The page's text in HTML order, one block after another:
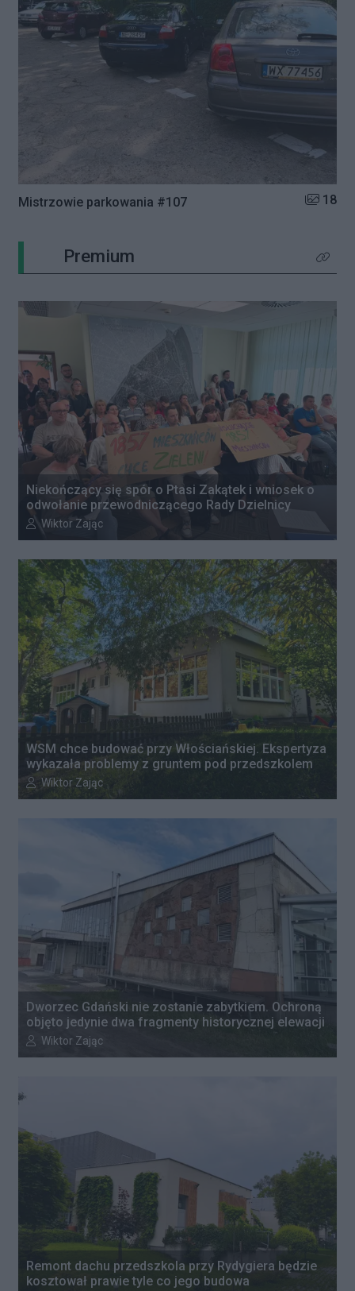
Mistrzowie parkowania #107 Liczba
18
Premium Kliknij
Niekończący się spór o Ptasi Zakątek i wniosek o
odwołanie przewodniczącego Rady Dzielnicy
Autor artykułu:
Wiktor Zając
WSM chce budować przy Włościańskiej. Ekspertyza
wykazała problemy z gruntem pod przedszkolem
Autor artykułu:
Wiktor Zając
Dworzec Gdański nie zostanie zabytkiem. Ochroną
objęto jedynie dwa fragmenty historycznej elewacji
Autor artykułu:
Wiktor Zając
Remont dachu przedszkola przy Rydygiera będzie
kosztował prawie tyle co jego budowa